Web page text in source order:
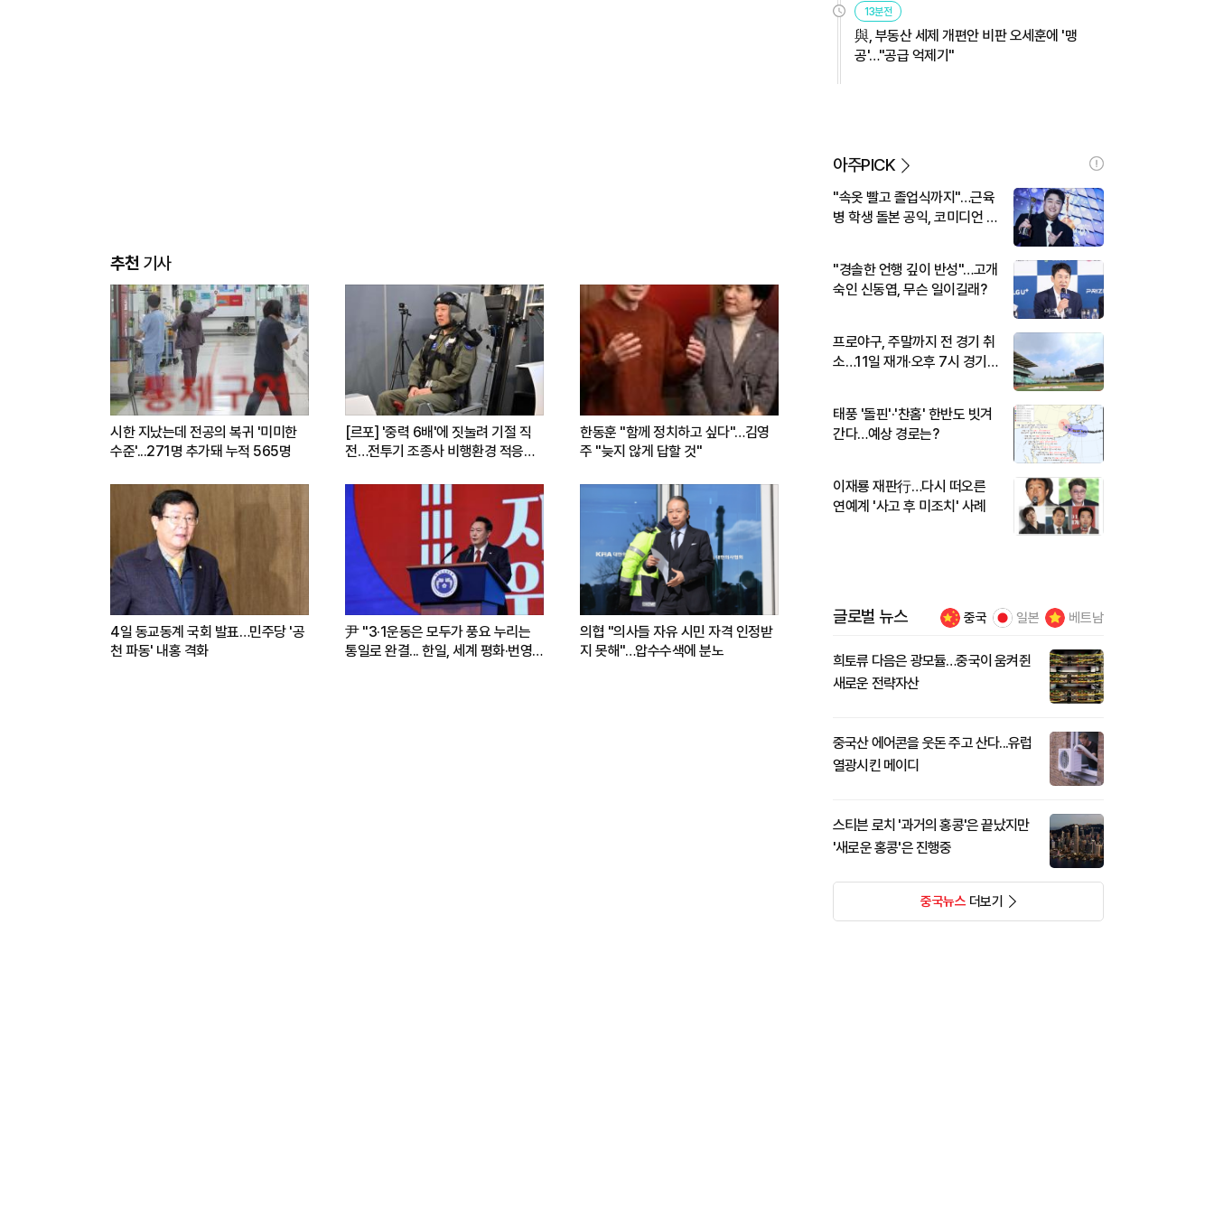
추천기사
시한 지났는데 전공의 복귀 '미미한
수준'...271명 추가돼 누적 565명
[르포] '중력 6배'에 짓눌려 기절 직
전…전투기 조종사 비행환경 적응훈
한동훈 "함께 정치하고 싶다"…김영
주 "늦지 않게 답할 것"
4일 동교동계 국회 발표…민주당 '공
천 파동' 내홍 격화
尹 "3·1운동은 모두가 풍요 누리는
통일로 완결... 한일, 세계 평화·번영
의협 "의사들 자유 시민 자격 인정받
지 못해"…압수수색에 분노
13분전
與, 부동산 세제 개편안 비판 오세훈에 '맹
공'…"공급 억제기"
아주PICK
"속옷 빨고 졸업식까지"…근육
병 학생 돌본 공익, 코미디언 김
"경솔한 언행 깊이 반성"…고개
숙인 신동엽, 무슨 일이길래?
프로야구, 주말까지 전 경기 취
소…11일 재개·오후 7시 경기
태풍 '돌핀'·'찬홈' 한반도 빗겨
간다…예상 경로는?
이재룡 재판行…다시 떠오른
연예계 '사고 후 미조치' 사례
글로벌 뉴스 중국 일본 베트남
희토류 다음은 광모듈…중국이 움켜쥔
새로운 전략자산
중국산 에어콘을 웃돈 주고 산다...유럽
열광시킨 메이디
스티븐 로치 '과거의 홍콩'은 끝났지만
'새로운 홍콩'은 진행중
중국뉴스더보기